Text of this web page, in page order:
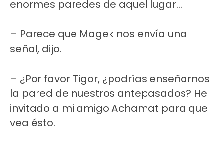
enormes paredes de aquel lugar…
– Parece que Magek nos envía una
señal, dijo.
– ¿Por favor Tigor, ¿podrías enseñarnos
la pared de nuestros antepasados? He
invitado a mi amigo Achamat para que
vea ésto.